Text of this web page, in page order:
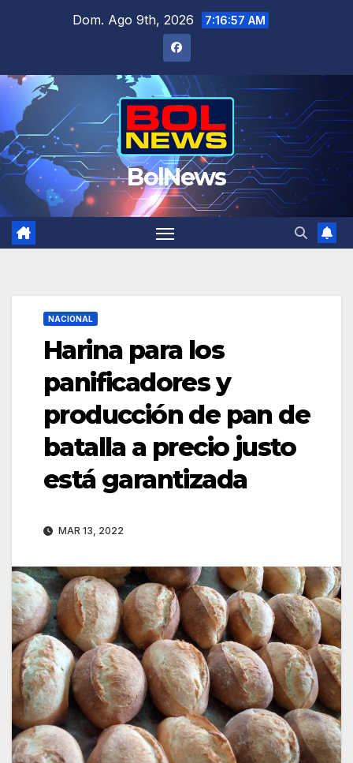
Dom. Ago 9th, 2026 7:16:58 AM
BolNews
NACIONAL
Harina para los
panificadores y
producción de pan de
batalla a precio justo
está garantizada
MAR 13, 2022